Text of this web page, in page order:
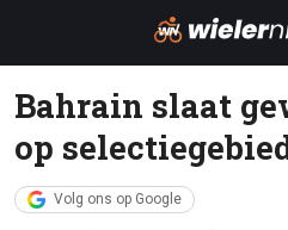
Bahrain slaat
op
Volg ons op Google